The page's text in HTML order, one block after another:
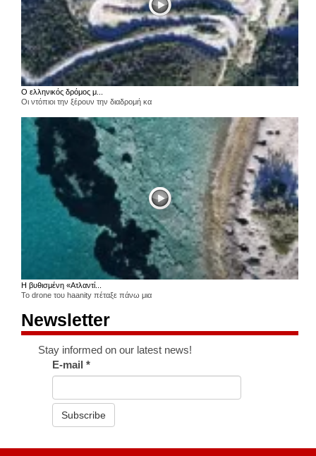
Ο ελληνικός δρόμος μ...
Οι ντόπιοι την ξέρουν την διαδρομή κα
Η βυθισμένη «Ατλαντί...
Το drone του haanity πέταξε πάνω μια
Newsletter
Stay informed on our latest news!
E-mail*
Subscribe